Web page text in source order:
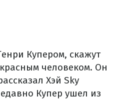
Купером, скажут
человеком. Он
Хэй Sky
Купер ушел из